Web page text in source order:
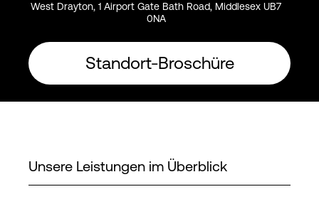
West Drayton, 1 Airport Gate Bath Road, Middlesex UB7
0NA
Standort-Broschüre
Unsere Leistungen im Überblick